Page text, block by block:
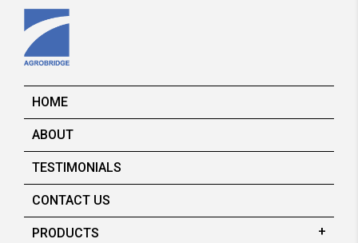
HOME
ABOUT
TESTIMONIALS
CONTACT US
PRODUCTS